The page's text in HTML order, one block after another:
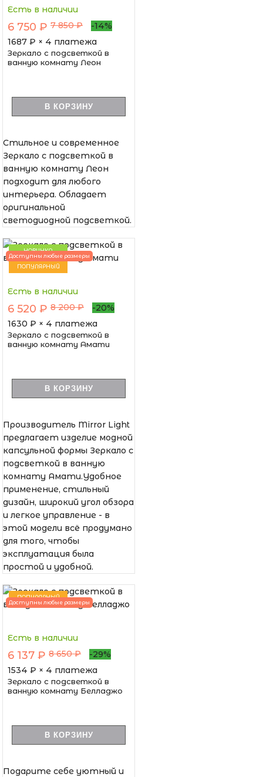
Есть в наличии
6 750 ₽ 7 850 ₽
-14%
1687 ₽ × 4 платежа
Зеркало с подсветкой в
ванную комнату Леон
В КОРЗИНУ
Стильное и современное
Зеркало с подсветкой в
ванную комнату Леон
подходит для любого
интерьера. Обладает
оригинальной
светодиодной подсветкой.
НОВИНКА
ПОПУЛЯРНЫЙ
Доступны любые размеры
Есть в наличии
6 520 ₽ 8 200 ₽
-20%
1630 ₽ × 4 платежа
Зеркало с подсветкой в
ванную комнату Амати
В КОРЗИНУ
Производитель Mirror Light
предлагает изделие модной
капсульной формы Зеркало с
подсветкой в ванную
комнату Амати.Удобное
применение, стильный
дизайн, широкий угол обзора
и легкое управление - в
этой модели всё продумано
для того, чтобы
эксплуатация была
простой и удобной.
ПОПУЛЯРНЫЙ
Доступны любые размеры
Есть в наличии
6 137 ₽ 8 650 ₽
-29%
1534 ₽ × 4 платежа
Зеркало с подсветкой в
ванную комнату Белладжо
В КОРЗИНУ
Подарите себе уютный и